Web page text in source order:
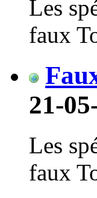
Les
faux
21-
Les
faux